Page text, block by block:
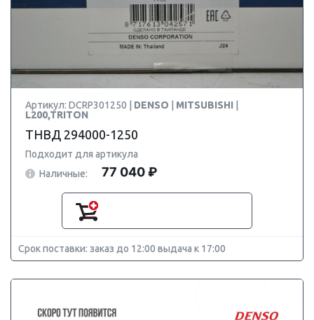
Артикул: DCRP301250 | DENSO MITSUBISHI
L200,TRITON
ТНВД 294000-1250
Подходит для артикула
Наличные:
77 040 ₽
Срок поставки: заказ до 12:00 выдача к 17:00